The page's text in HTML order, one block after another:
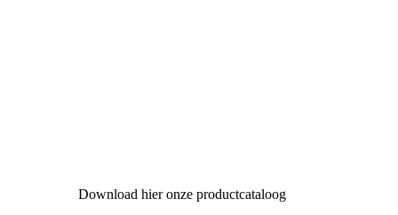
Download hier onze productcataloog